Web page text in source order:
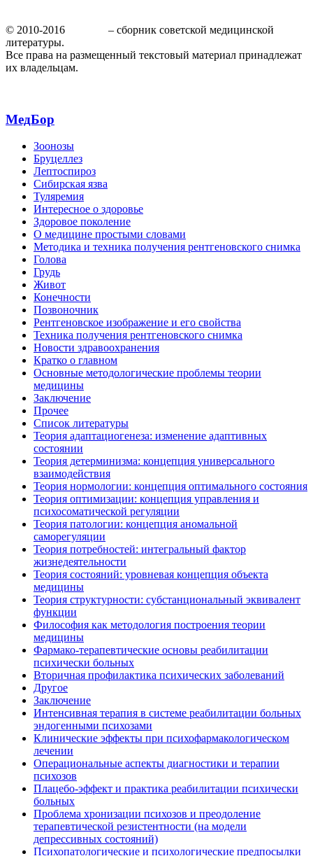
© 2010-2016
– сборник советской медицинской
литературы.
Все права на размещенный текстовый материал принадлежат
их владельцам.
МедБор
Зоонозы
Бруцеллез
Лептоспироз
Сибирская язва
Туляремия
Интересное о здоровье
Здоровое поколение
О медицине простыми словами
Методика и техника получения рентгеновского снимка
Голова
Грудь
Живот
Конечности
Позвоночник
Рентгеновское изображение и его свойства
Техника получения рентгеновского снимка
Новости здравоохранения
Кратко о главном
Основные методологические проблемы теории
медицины
Заключение
Прочее
Список литературы
Теория адаптациогенеза: изменение адаптивных
состоянии
Теория детерминизма: концепция универсального
взаимодействия
Теория нормологии: концепция оптимального состояния
Теория оптимизации: концепция управления и
психосоматической регуляции
Теория патологии: концепция аномальной
саморегуляции
Теория потребностей: интегральный фактор
жизнедеятельности
Теория состояний: уровневая концепция объекта
медицины
Теория структурности: субстанциональный эквивалент
функции
Философия как методология построения теории
медицины
Фармако-терапевтические основы реабилитации
психически больных
Вторичная профилактика психических заболеваний
Другое
Заключение
Интенсивная терапия в системе реабилитации больных
эндогенными психозами
Клинические эффекты при психофармакологическом
лечении
Операциональные аспекты диагностики и терапии
психозов
Плацебо-эффект и практика реабилитации психически
больных
Проблема хронизации психозов и преодоление
терапевтической резистентности (на модели
депрессивных состояний)
Психопатологические и психологические предпосылки